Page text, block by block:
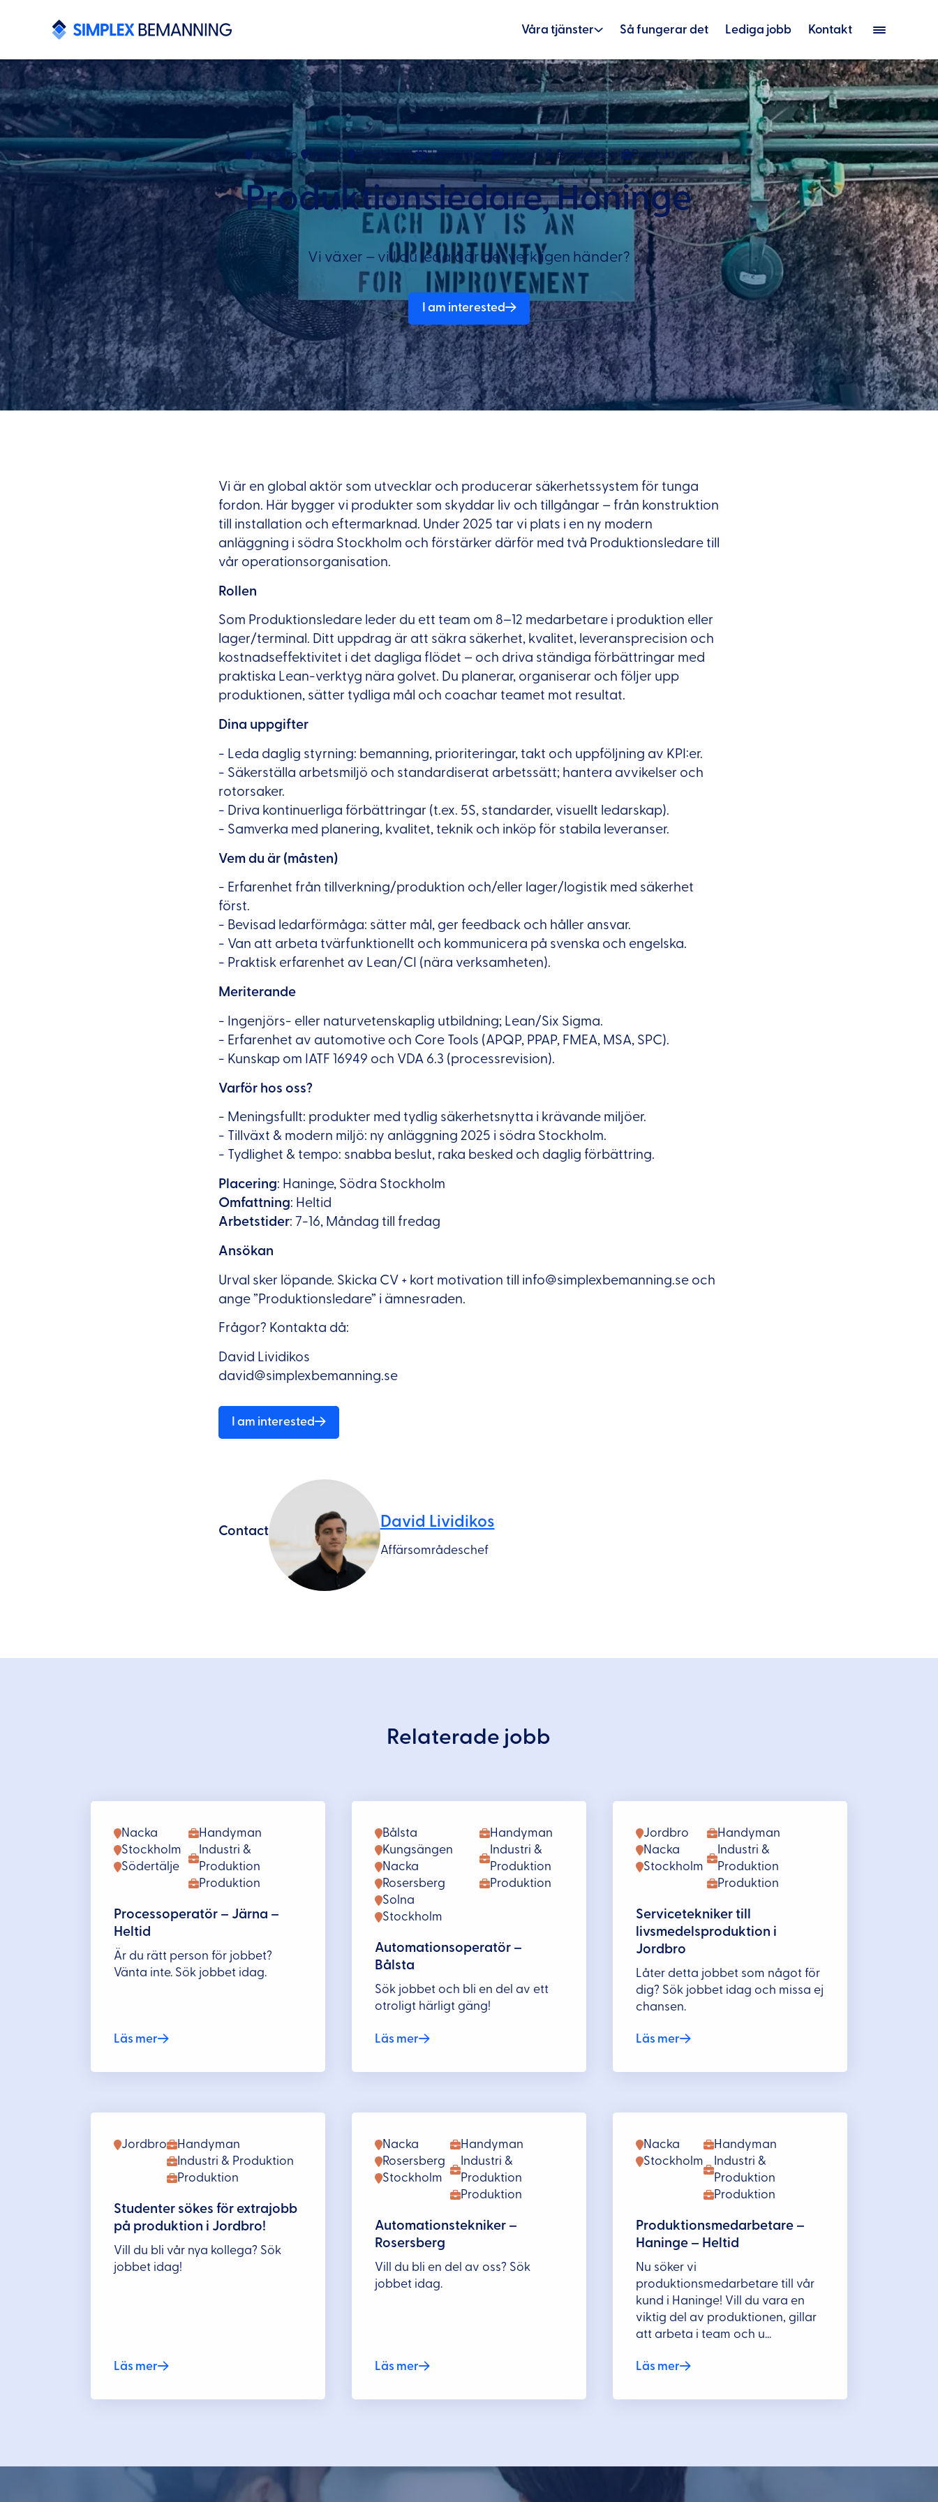
Våra tjänster Så fungerar det Lediga jobb Kontakt
Jordbro Nacka Stockholm Handyman Industri & Produktion Produktion
Produktionsledare, Haninge
Vi växer – vill du leda där det verkligen händer?
I am interested
Vi är en global aktör som utvecklar och producerar säkerhetssystem för tunga
fordon. Här bygger vi produkter som skyddar liv och tillgångar – från konstruktion
till installation och eftermarknad. Under 2025 tar vi plats i en ny modern
anläggning i södra Stockholm och förstärker därför med två Produktionsledare till
vår operationsorganisation.
Rollen
Som Produktionsledare leder du ett team om 8–12 medarbetare i produktion eller
lager/terminal. Ditt uppdrag är att säkra säkerhet, kvalitet, leveransprecision och
kostnadseffektivitet i det dagliga flödet – och driva ständiga förbättringar med
praktiska Lean-verktyg nära golvet. Du planerar, organiserar och följer upp
produktionen, sätter tydliga mål och coachar teamet mot resultat.
Dina uppgifter
- Leda daglig styrning: bemanning, prioriteringar, takt och uppföljning av KPI:er.
- Säkerställa arbetsmiljö och standardiserat arbetssätt; hantera avvikelser och
rotorsaker.
- Driva kontinuerliga förbättringar (t.ex. 5S, standarder, visuellt ledarskap).
- Samverka med planering, kvalitet, teknik och inköp för stabila leveranser.
Vem du är (måsten)
- Erfarenhet från tillverkning/produktion och/eller lager/logistik med säkerhet
först.
- Bevisad ledarförmåga: sätter mål, ger feedback och håller ansvar.
- Van att arbeta tvärfunktionellt och kommunicera på svenska och engelska.
- Praktisk erfarenhet av Lean/CI (nära verksamheten).
Meriterande
- Ingenjörs- eller naturvetenskaplig utbildning; Lean/Six Sigma.
- Erfarenhet av automotive och Core Tools (APQP, PPAP, FMEA, MSA, SPC).
- Kunskap om IATF 16949 och VDA 6.3 (processrevision).
Varför hos oss?
- Meningsfullt: produkter med tydlig säkerhetsnytta i krävande miljöer.
- Tillväxt & modern miljö: ny anläggning 2025 i södra Stockholm.
- Tydlighet & tempo: snabba beslut, raka besked och daglig förbättring.
Placering: Haninge, Södra Stockholm
Omfattning: Heltid
Arbetstider: 7-16, Måndag till fredag
Ansökan
Urval sker löpande. Skicka CV + kort motivation till info@simplexbemanning.se och
ange ”Produktionsledare” i ämnesraden.
Frågor? Kontakta då:
David Lividikos
david@simplexbemanning.se
I am interested
Contact
David Lividikos
Affärsområdeschef
Relaterade jobb
Handyman
Industri &
Produktion
Produktion
Nacka
Stockholm
Södertälje
Processoperatör – Järna –
Heltid
Är du rätt person för jobbet?
Vänta inte. Sök jobbet idag.
Läs mer
Handyman
Industri &
Produktion
Produktion
Bålsta
Kungsängen
Nacka
Rosersberg
Solna
Stockholm
Automationsoperatör –
Bålsta
Sök jobbet och bli en del av ett
otroligt härligt gäng!
Läs mer
Handyman
Industri &
Produktion
Produktion
Jordbro
Nacka
Stockholm
Servicetekniker till
livsmedelsproduktion i
Jordbro
Låter detta jobbet som något för
dig? Sök jobbet idag och missa ej
chansen.
Läs mer
Handyman
Industri & Produktion
Produktion
Jordbro
Studenter sökes för extrajobb
på produktion i Jordbro!
Vill du bli vår nya kollega? Sök
jobbet idag!
Läs mer
Handyman
Industri &
Produktion
Produktion
Nacka
Rosersberg
Stockholm
Automationstekniker –
Rosersberg
Vill du bli en del av oss? Sök
jobbet idag.
Läs mer
Handyman
Industri &
Produktion
Produktion
Nacka
Stockholm
Produktionsmedarbetare –
Haninge – Heltid
Nu söker vi
produktionsmedarbetare till vår
kund i Haninge! Vill du vara en
viktig del av produktionen, gillar
att arbeta i team och u...
Läs mer